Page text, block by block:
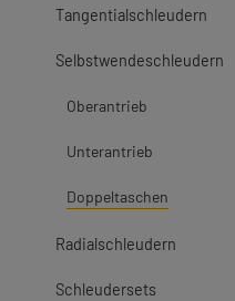
Tangentialschleudern
Selbstwendeschleudern
Oberantrieb
Unterantrieb
Doppeltaschen
Radialschleudern
Schleudersets